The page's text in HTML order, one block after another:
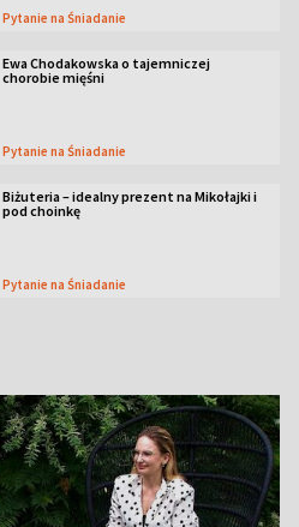
Pytanie na Śniadanie
Ewa Chodakowska o tajemniczej
chorobie mięśni
Pytanie na Śniadanie
Biżuteria – idealny prezent na Mikołajki i
pod choinkę
Pytanie na Śniadanie